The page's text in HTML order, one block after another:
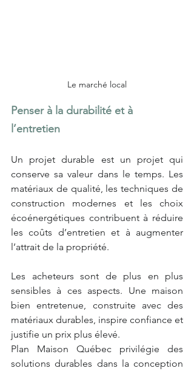
Le marché local
Penser à la durabilité et à
l’entretien
Un projet durable est un projet qui
conserve sa valeur dans le temps. Les
matériaux de qualité, les techniques de
construction modernes et les choix
écoénergétiques contribuent à réduire
les coûts d’entretien et à augmenter
l’attrait de la propriété.
Les acheteurs sont de plus en plus
sensibles à ces aspects. Une maison
bien entretenue, construite avec des
matériaux durables, inspire confiance et
justifie un prix plus élevé.
Plan Maison Québec privilégie des
solutions durables dans la conception